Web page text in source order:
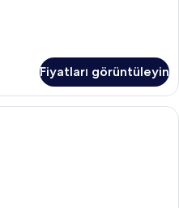
Fiyatları görüntüleyin